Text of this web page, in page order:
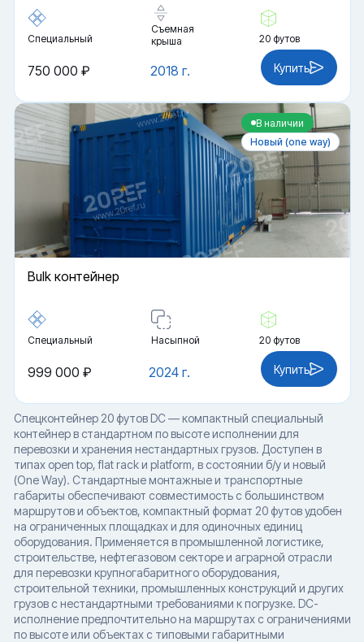
Специальный
Съемная
крыша
20 футов
2018 г.
750 000 ₽ Купить
В наличии
Новый (one way)
Bulk контейнер
Специальный Насыпной 20 футов
2024 г.
999 000 ₽ Купить
Спецконтейнер 20 футов DC — компактный специальный
контейнер в стандартном по высоте исполнении для
перевозки и хранения нестандартных грузов. Доступен в
типах open top, flat rack и platform, в состоянии б/у и новый
(One Way). Стандартные монтажные и транспортные
габариты обеспечивают совместимость с большинством
маршрутов и объектов, компактный формат 20 футов удобен
на ограниченных площадках и для одиночных единиц
оборудования. Применяется в промышленной логистике,
строительстве, нефтегазовом секторе и аграрной отрасли
для перевозки крупногабаритного оборудования,
строительной техники, промышленных конструкций и других
грузов с нестандартными требованиями к погрузке. DC-
исполнение предпочтительно на маршрутах с ограничениями
по высоте или объектах с типовыми габаритными